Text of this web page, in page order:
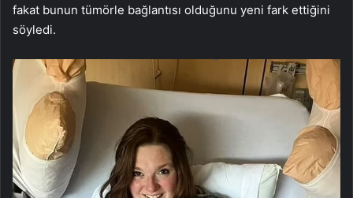
fakat bunun tümörle bağlantısı olduğunu yeni fark ettiğini
söyledi.